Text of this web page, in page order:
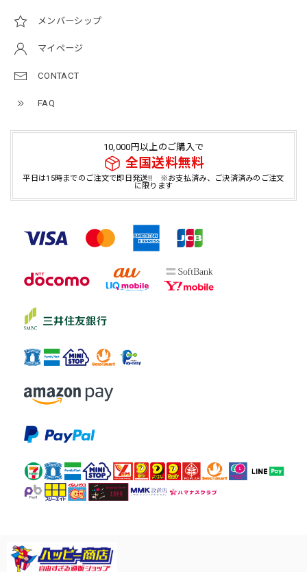
メンバーシップ
マイページ
CONTACT
FAQ
10,000円以上のご購入で
全国送料無料
平日は15時までのご注文で即日発送!! ※お支払済み、ご決済済みのご注文
に限ります